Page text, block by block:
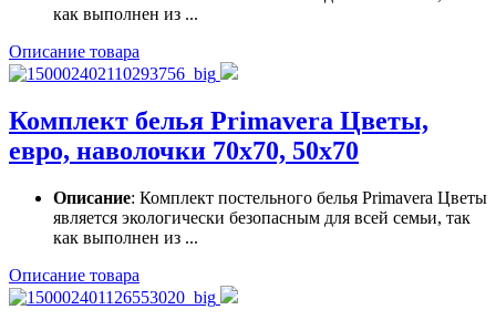
как выполнен из ...
Описание товара
Комплект белья Primavera Цветы,
евро, наволочки 70x70, 50x70
Описание: Комплект постельного белья Primavera Цветы
является экологически безопасным для всей семьи, так
как выполнен из ...
Описание товара